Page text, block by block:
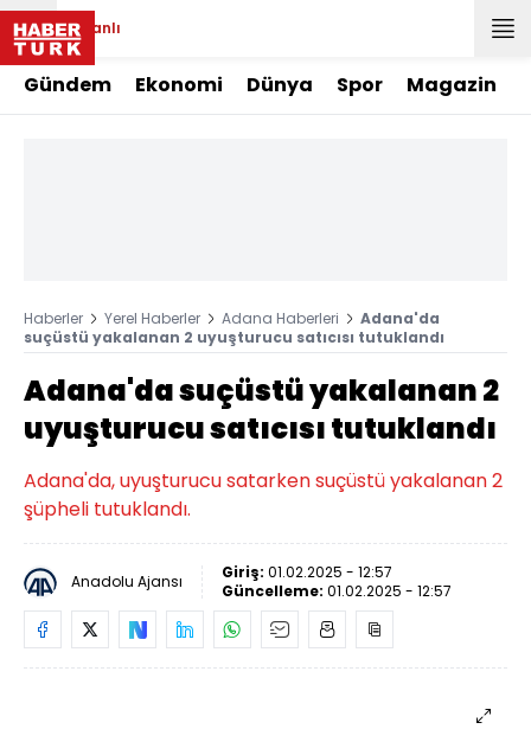
Canlı
Gündem Ekonomi Dünya Spor Magazin
Haberler Yerel Haberler Adana Haberleri
Adana'da
suçüstü yakalanan 2 uyuşturucu satıcısı tutuklandı
Adana'da suçüstü yakalanan 2
uyuşturucu satıcısı tutuklandı
Adana'da, uyuşturucu satarken suçüstü yakalanan 2
şüpheli tutuklandı.
Anadolu Ajansı Giriş: 01.02.2025 - 12:57
Güncelleme: 01.02.2025 - 12:57